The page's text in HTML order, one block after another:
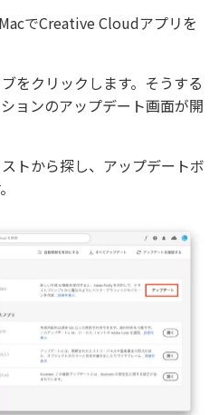
でCreative Cloudアプリを
をクリックします。そうする
ョンのアップデート画面が開
トから探し、アップデートボ